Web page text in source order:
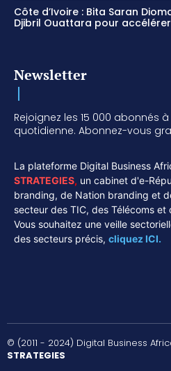
Côte d’Ivoire : Bita Saran
Djibril Ouattara pour accélérer
Newsletter
Rejoignez les 15 000 abonnés
quotidienne. Abonnez-vous
La plateforme Digital Business
STRATEGIES, un cabinet d'e-
branding, de Nation branding et
secteur des TIC, des Télécoms
Vous souhaitez une veille
des secteurs précis, cliquez ICI.
© (2011 - 2024) Digital Business
STRATEGIES